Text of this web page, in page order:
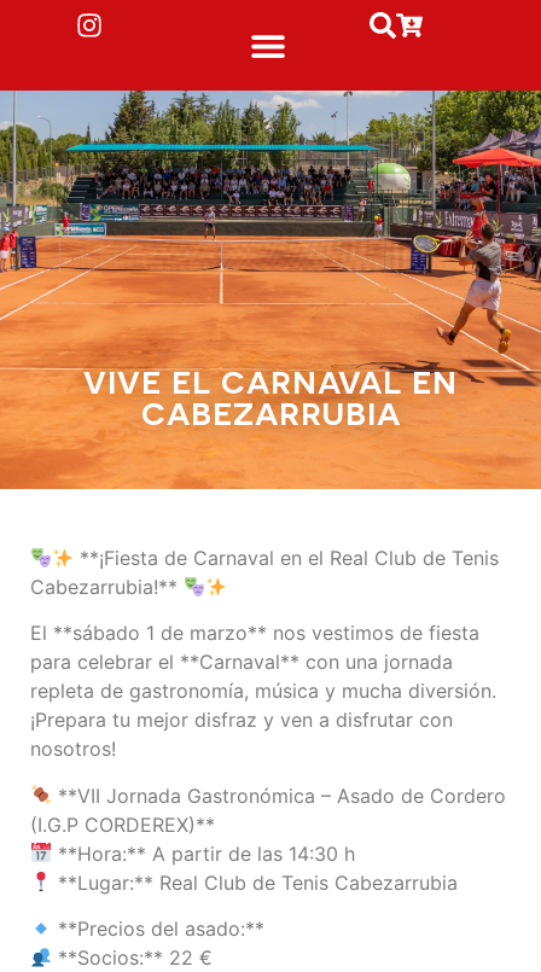
VIVE EL CARNAVAL EN
CABEZARRUBIA
**¡Fiesta de Carnaval en el Real Club de Tenis
Cabezarrubia!**
El **sábado 1 de marzo** nos vestimos de fiesta
para celebrar el **Carnaval** con una jornada
repleta de gastronomía, música y mucha diversión.
¡Prepara tu mejor disfraz y ven a disfrutar con
nosotros!
**VII Jornada Gastronómica – Asado de Cordero
(I.G.P CORDEREX)**
**Hora:** A partir de las 14:30 h
**Lugar:** Real Club de Tenis Cabezarrubia
**Precios del asado:**
**Socios:** 22 €